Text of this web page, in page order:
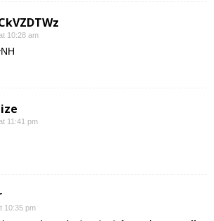
10:28 am
11:41 pm
10:35 pm